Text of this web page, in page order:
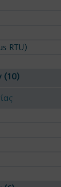
RTU)
(10)